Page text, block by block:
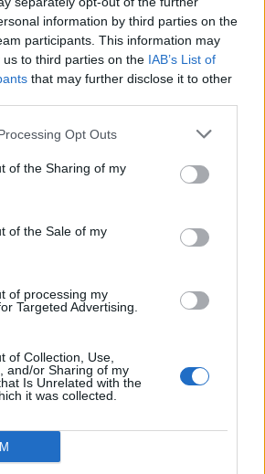
information by third parties on the
participants. This information may
to third parties on the IAB’s List of
that may further disclose it to other
Opt Outs
of the Sharing of my
of the Sale of my
of processing my
Targeted Advertising.
of Collection, Use,
and/or Sharing of my
Is Unrelated with the
it was collected.
τον ΟΤΕ στη διεθνή σειρά δεικτών
το Αρχαίο Θέατρο Επιδαύρου άνοιξε τις
ΣΕ ΑΥΤΉ ΤΗΝ ΚΑΤΗΓΟΡΊΑ
να
Στο φως «καρτέλ»